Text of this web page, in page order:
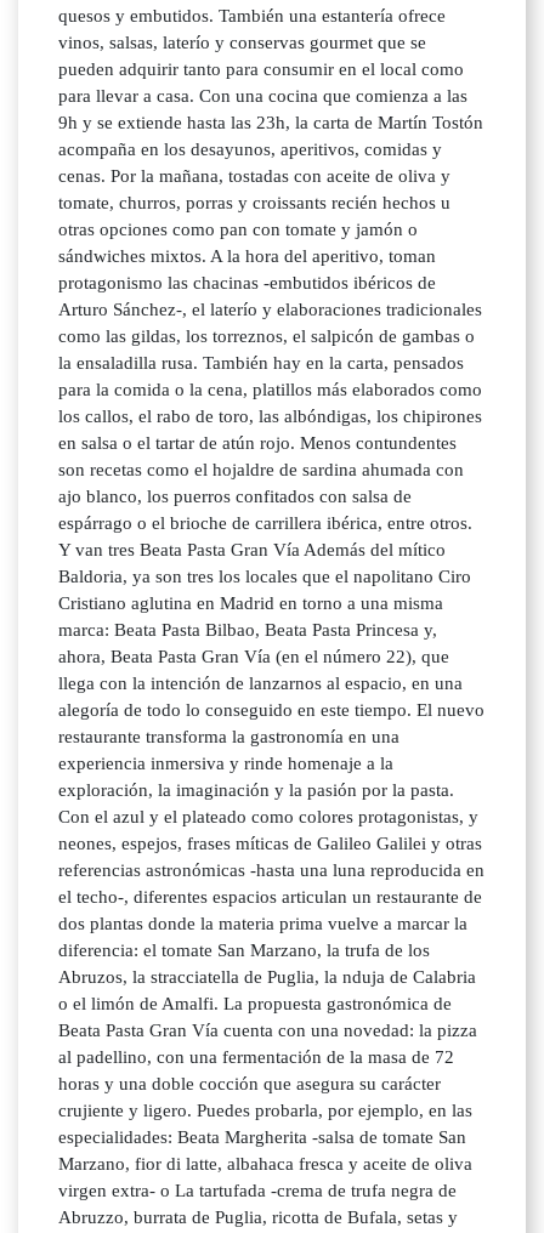
quesos y embutidos. También una estantería ofrece
vinos, salsas, laterío y conservas gourmet que se
pueden adquirir tanto para consumir en el local como
para llevar a casa. Con una cocina que comienza a las
9h y se extiende hasta las 23h, la carta de Martín Tostón
acompaña en los desayunos, aperitivos, comidas y
cenas. Por la mañana, tostadas con aceite de oliva y
tomate, churros, porras y croissants recién hechos u
otras opciones como pan con tomate y jamón o
sándwiches mixtos. A la hora del aperitivo, toman
protagonismo las chacinas -embutidos ibéricos de
Arturo Sánchez-, el laterío y elaboraciones tradicionales
como las gildas, los torreznos, el salpicón de gambas o
la ensaladilla rusa. También hay en la carta, pensados
para la comida o la cena, platillos más elaborados como
los callos, el rabo de toro, las albóndigas, los chipirones
en salsa o el tartar de atún rojo. Menos contundentes
son recetas como el hojaldre de sardina ahumada con
ajo blanco, los puerros confitados con salsa de
espárrago o el brioche de carrillera ibérica, entre otros.
Y van tres Beata Pasta Gran Vía Además del mítico
Baldoria, ya son tres los locales que el napolitano Ciro
Cristiano aglutina en Madrid en torno a una misma
marca: Beata Pasta Bilbao, Beata Pasta Princesa y,
ahora, Beata Pasta Gran Vía (en el número 22), que
llega con la intención de lanzarnos al espacio, en una
alegoría de todo lo conseguido en este tiempo. El nuevo
restaurante transforma la gastronomía en una
experiencia inmersiva y rinde homenaje a la
exploración, la imaginación y la pasión por la pasta.
Con el azul y el plateado como colores protagonistas, y
neones, espejos, frases míticas de Galileo Galilei y otras
referencias astronómicas -hasta una luna reproducida en
el techo-, diferentes espacios articulan un restaurante de
dos plantas donde la materia prima vuelve a marcar la
diferencia: el tomate San Marzano, la trufa de los
Abruzos, la stracciatella de Puglia, la nduja de Calabria
o el limón de Amalfi. La propuesta gastronómica de
Beata Pasta Gran Vía cuenta con una novedad: la pizza
al padellino, con una fermentación de la masa de 72
horas y una doble cocción que asegura su carácter
crujiente y ligero. Puedes probarla, por ejemplo, en las
especialidades: Beata Margherita -salsa de tomate San
Marzano, fior di latte, albahaca fresca y aceite de oliva
virgen extra- o La tartufada -crema de trufa negra de
Abruzzo, burrata de Puglia, ricotta de Bufala, setas y